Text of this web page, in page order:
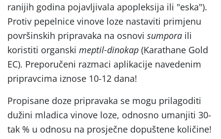
ranijih godina pojavljivala apopleksija ili "eska").
Protiv pepelnice vinove loze nastaviti primjenu
površinskih pripravaka na osnovi sumpora ili
koristiti organski meptil-dinokap (Karathane Gold
EC). Preporučeni razmaci aplikacije navedenim
pripravcima iznose 10-12 dana!
Propisane doze pripravaka se mogu prilagoditi
dužini mladica vinove loze, odnosno umanjiti 30-
tak % u odnosu na prosječne dopuštene količine!